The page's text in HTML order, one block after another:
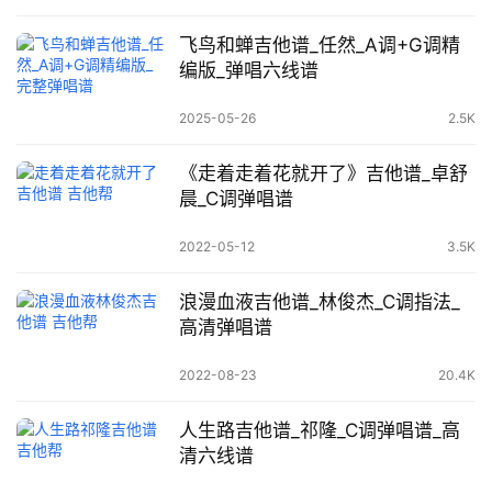
飞鸟和蝉吉他谱_任然_A调+G调精
编版_弹唱六线谱
2025-05-26 2.5K
《走着走着花就开了》吉他谱_卓舒
晨_C调弹唱谱
2022-05-12 3.5K
浪漫血液吉他谱_林俊杰_C调指法_
高清弹唱谱
2022-08-23 20.4K
人生路吉他谱_祁隆_C调弹唱谱_高
清六线谱